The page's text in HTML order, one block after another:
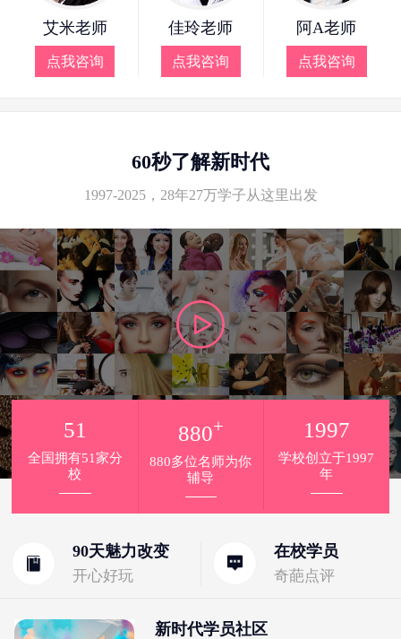
艾米老师
点我咨询
佳玲老师
点我咨询
阿A老师
点我咨询
60秒了解新时代
1997-2025，28年27万学子从这里出发
90天魅力改变
开心好玩
在校学员
奇葩点评
51
全国拥有51家分
校
880+
880多位名师为你
辅导
1997
学校创立于1997
年
新时代学员社区